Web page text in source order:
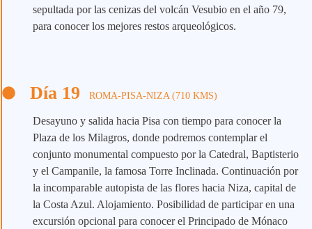
sepultada por las cenizas del volcán Vesubio en el año 79,
para conocer los mejores restos arqueológicos.
Día 19 ROMA-PISA-NIZA (710 KMS)
Desayuno y salida hacia Pisa con tiempo para conocer la
Plaza de los Milagros, donde podremos contemplar el
conjunto monumental compuesto por la Catedral, Baptisterio
y el Campanile, la famosa Torre Inclinada. Continuación por
la incomparable autopista de las flores hacia Niza, capital de
la Costa Azul. Alojamiento. Posibilidad de participar en una
excursión opcional para conocer el Principado de Mónaco